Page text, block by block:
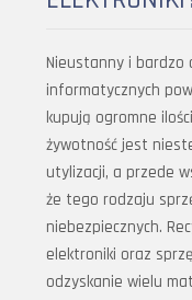
Nieustanny i bardzo
informatycznych
kupują ogromne
żywotność jest
utylizacji, a przede
że tego rodzaju
niebezpiecznych.
elektroniki oraz
odzyskanie wielu